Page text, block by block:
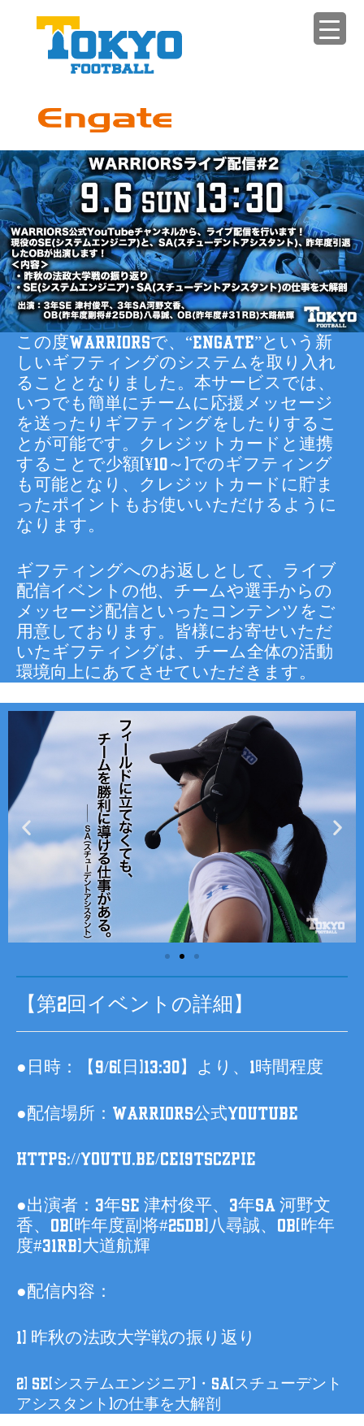
この度WARRIORSで、“Engate”という新
しいギフティングのシステムを取り入れ
ることとなりました。本サービスでは、
いつでも簡単にチームに応援メッセージ
を送ったりギフティングをしたりするこ
とが可能です。クレジットカードと連携
することで少額(¥10～)でのギフティング
も可能となり、クレジットカードに貯ま
ったポイントもお使いいただけるように
なります。
ギフティングへのお返しとして、ライブ
配信イベントの他、チームや選手からの
メッセージ配信といったコンテンツをご
用意しております。皆様にお寄せいただ
いたギフティングは、チーム全体の活動
環境向上にあてさせていただきます。
【第2回イベントの詳細】
●日時：【9/6(日)13:30】より、1時間程度
●配信場所：WARRIORS公式YouTube
https://youtu.be/CEi9tsCZpiE
●出演者：3年SE 津村俊平、3年SA 河野文
香、OB(昨年度副将#25DB)八尋誠、OB(昨年
度#31RB)大道航輝
●配信内容：
1) 昨秋の法政大学戦の振り返り
2) SE(システムエンジニア)・SA(スチューデント
アシスタント)の仕事を大解剖